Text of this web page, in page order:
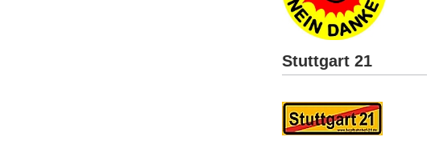
Stuttgart 21